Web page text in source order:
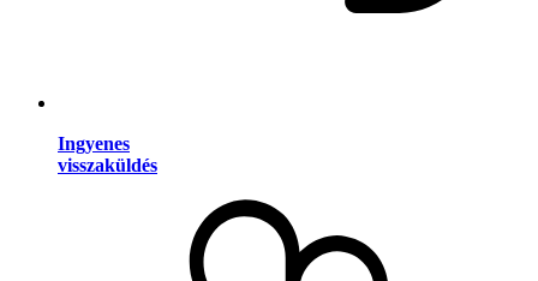
Ingyenes
visszaküldés